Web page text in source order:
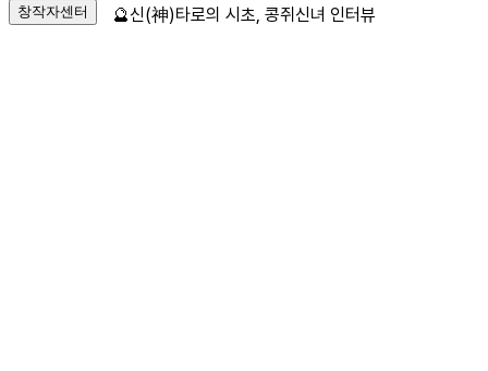
창작자센터 🔮신(神)타로의 시초, 콩쥐신녀 인터뷰